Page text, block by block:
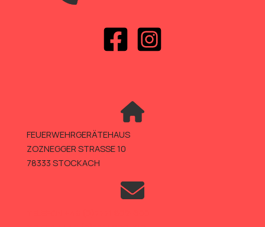
FEUERWEHRGERÄTEHAUS
ZOZNEGGER STRASSE 10
78333 STOCKACH